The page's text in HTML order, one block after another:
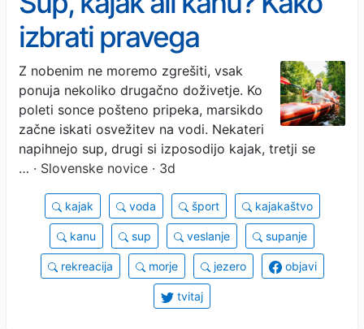
izbrati pravega
Z nobenim ne moremo zgrešiti, vsak
ponuja nekoliko drugačno doživetje. Ko
poleti sonce pošteno pripeka, marsikdo
začne iskati osvežitev na vodi. Nekateri
napihnejo sup, drugi si izposodijo kajak, tretji se
… · Slovenske novice · 3d
kajak voda šport kajakaštvo
kanu sup veslanje supanje
rekreacija morje jezero objavi
tvitaj